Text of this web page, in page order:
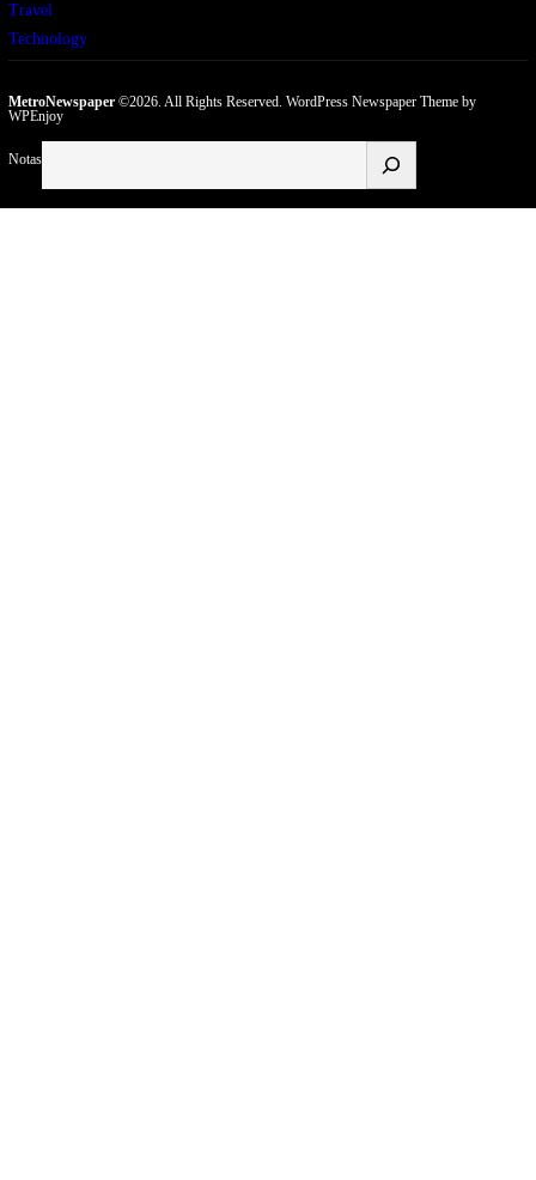
Travel
Technology
MetroNewspaper©2026. All Rights Reserved. WordPress Newspaper Themeby
WPEnjoy
Notas